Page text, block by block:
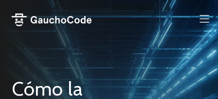
contenido
Cómo la